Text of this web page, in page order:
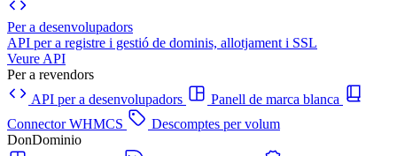
Per a desenvolupadors
API per a registre i gestió de dominis, allotjament i SSL
Veure API
Per a revendors
API per a desenvolupadors
Panell de marca blanca
Connector WHMCS
Descomptes per volum
DonDominio